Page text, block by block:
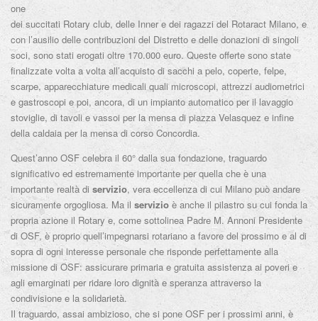
one
dei succitati Rotary club, delle Inner e dei ragazzi del Rotaract Milano, e
con l’ausilio delle contribuzioni del Distretto e delle donazioni di singoli
soci, sono stati erogati oltre 170.000 euro. Queste offerte sono state
finalizzate volta a volta all’acquisto di sacchi a pelo, coperte, felpe,
scarpe, apparecchiature medicali quali microscopi, attrezzi audiometrici
e gastroscopi e poi, ancora, di un impianto automatico per il lavaggio
stoviglie, di tavoli e vassoi per la mensa di piazza Velasquez e infine
della caldaia per la mensa di corso Concordia.
Quest’anno OSF celebra il 60° dalla sua fondazione, traguardo
significativo ed estremamente importante per quella che è una
importante realtà di servizio, vera eccellenza di cui Milano può andare
sicuramente orgogliosa. Ma il servizio è anche il pilastro su cui fonda la
propria azione il Rotary e, come sottolinea Padre M. Annoni Presidente
di OSF, è proprio quell’impegnarsi rotariano a favore del prossimo e al di
sopra di ogni interesse personale che risponde perfettamente alla
missione di OSF: assicurare primaria e gratuita assistenza ai poveri e
agli emarginati per ridare loro dignità e speranza attraverso la
condivisione e la solidarietà.
Il traguardo, assai ambizioso, che si pone OSF per i prossimi anni, è